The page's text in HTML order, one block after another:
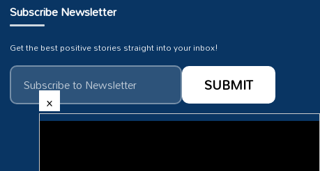
Subscribe Newsletter
Get the best positive stories straight into your inbox!
×